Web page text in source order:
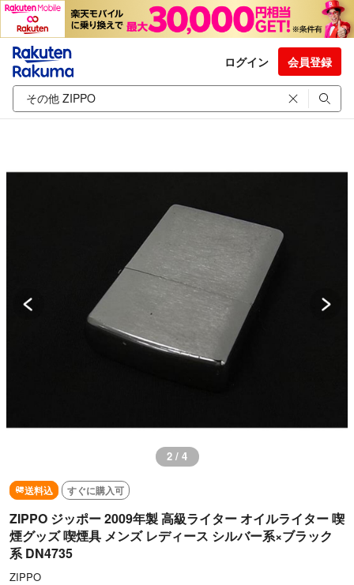
ログイン 会員登録
2 / 4
送料込 すぐに購入可
ZIPPO ジッポー 2009年製 高級ライター オイルライター 喫
煙グッズ 喫煙具 メンズ レディース シルバー系×ブラック
系 DN4735
ZIPPO